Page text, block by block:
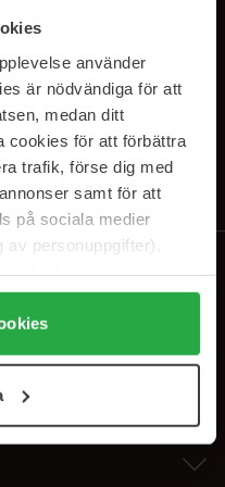
använder
är nödvändiga för att
medan ditt
cookies för att förbättra
trafik, förse dig med
samt för att
på sociala medier
personuppgifter).
accepterar du
kan anpassa
när som helst återkalla
. Afmeld til enhver